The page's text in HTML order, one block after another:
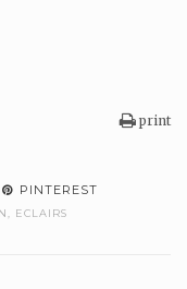
print
PINTEREST
ECLAIRS